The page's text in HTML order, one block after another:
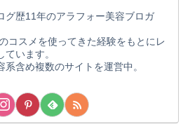
グ歴11年のアラフォー美容ブロガ
コスメを使ってきた経験をもとにレ
ています。
系含め複数のサイトを運営中。